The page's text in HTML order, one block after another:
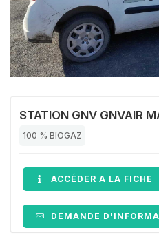
STATION GNV GNVAIR
100 % BIOGAZ
ACCÉDER A LA FICHE
DEMANDE